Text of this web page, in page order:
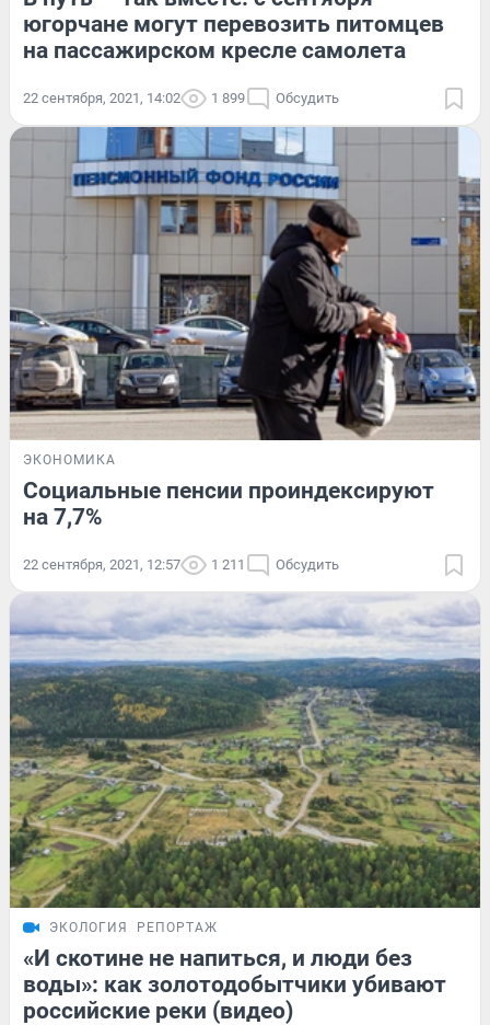
югорчане могут перевозить питомцев
на пассажирском кресле самолета
22 сентября, 2021, 14:02 1 899 Обсудить
ЭКОНОМИКА
Социальные пенсии проиндексируют
на 7,7%
22 сентября, 2021, 12:57 1 211 Обсудить
ЭКОЛОГИЯ РЕПОРТАЖ
«И скотине не напиться, и люди без
воды»: как золотодобытчики убивают
российские реки (видео)